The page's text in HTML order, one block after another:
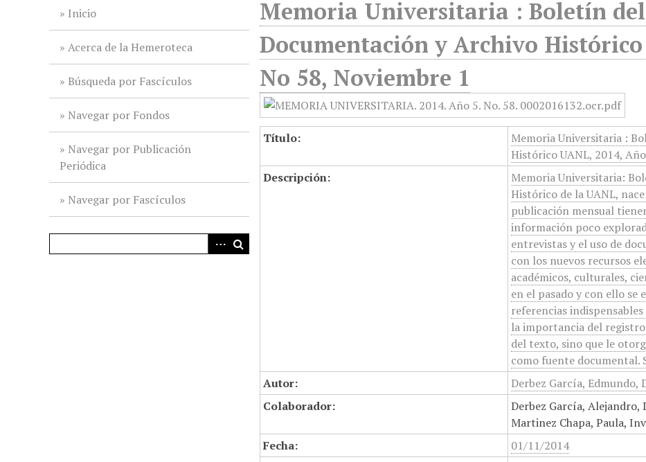
Inicio
Acerca de la Hemeroteca
Búsqueda por Fascículos
Navegar por Fondos
Navegar por Publicación
Periódica
Navegar por Fascículos
Memoria Universitaria : Boletín
Documentación y Archivo Histórico
No 58, Noviembre 1
Título:
Memoria Universitaria :
Histórico UANL, 2014,
Descripción:
Memoria Universitaria:
Histórico de la UANL,
publicación mensual
información poco
entrevistas y el uso de
con los nuevos recursos
académicos, culturales,
en el pasado y con ello se
referencias
la importancia del
del texto, sino que le
como fuente documental.
Autor:
Derbez García, Edmundo,
Colaborador:
Derbez García, Alejandro,
Martinez Chapa, Paula,
Fecha:
01/11/2014